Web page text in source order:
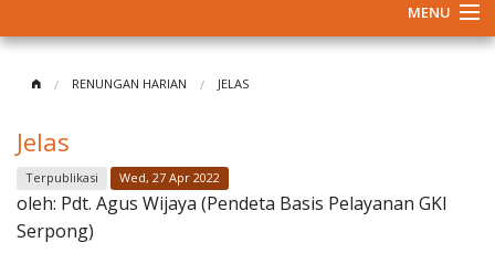
MENU
Klasis dan Jemaat
Berita Kegiatan
RENUNGAN HARIAN JELAS
Jelas
Terpublikasi Wed, 27 Apr 2022
oleh: Pdt. Agus Wijaya (Pendeta Basis Pelayanan GKI
Serpong)